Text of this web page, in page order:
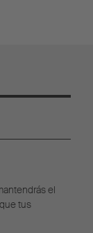
el
tus